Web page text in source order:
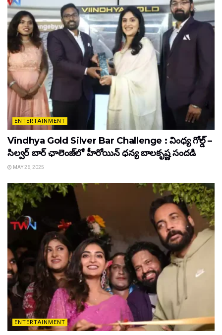
ENTERTAINMENT
Vindhya Gold Silver Bar Challenge : వింధ్య గోల్డ్ –
సిల్వర్ బార్ ఛాలెంజ్‌లో హీరోయిన్ ధ‌న్య బాల‌కృష్ణ‌ సందడి
MAY 26, 2025
ENTERTAINMENT